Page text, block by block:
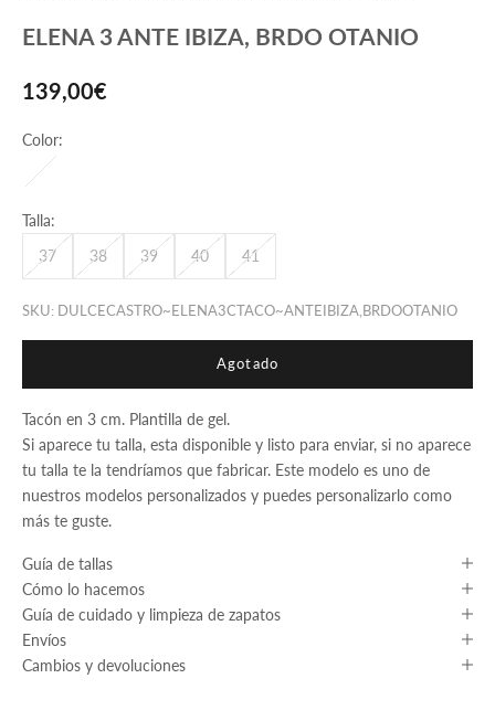
ELENA 3 ANTE IBIZA, BRDO OTANIO
Precio de oferta
139,00€
Color:
Talla:
37
38 39 40 41
SKU: DULCECASTRO~ELENA3CTACO~ANTEIBIZA,BRDOOTANIO
Agotado
Tacón en 3 cm. Plantilla de gel.
Si aparece tu talla, esta disponible y listo para enviar, si no aparece
tu talla te la tendríamos que fabricar. Este modelo es uno de
nuestros modelos personalizados y puedes personalizarlo como
más te guste.
Guía de tallas
Cómo lo hacemos
Guía de cuidado y limpieza de zapatos
Envíos
Cambios y devoluciones